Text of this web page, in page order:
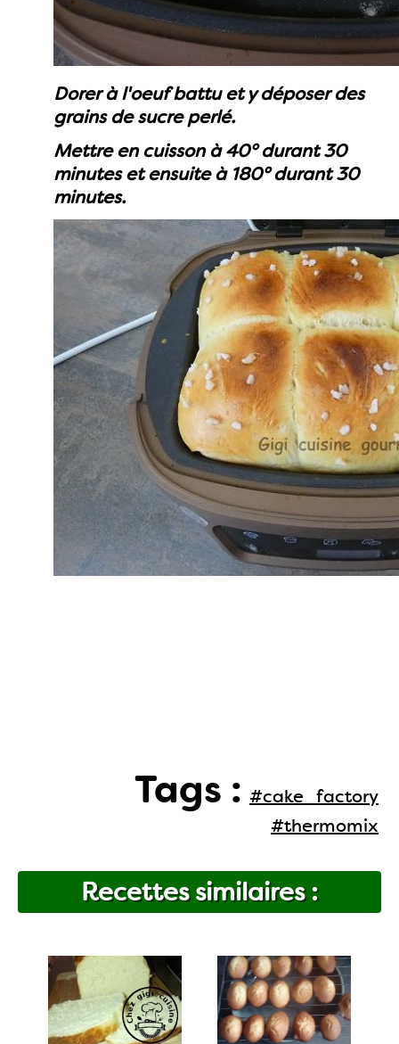
Dorer à l'oeuf battu et y déposer des
grains de sucre perlé.
Mettre en cuisson à 40° durant 30
minutes et ensuite à 180° durant 30
minutes.
Tags : #cake_factory
#thermomix
Recettes similaires :